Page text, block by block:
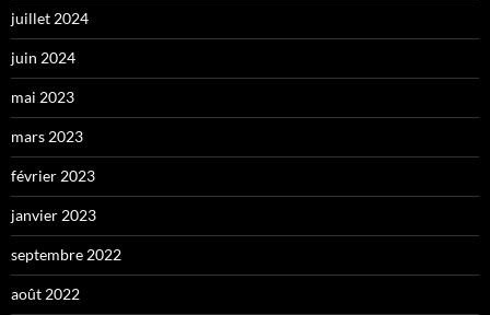
juillet 2024
juin 2024
mai 2023
mars 2023
février 2023
janvier 2023
septembre 2022
août 2022